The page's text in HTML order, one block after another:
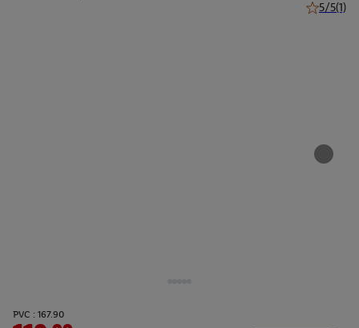
5/5(1)
PVC : 167.90